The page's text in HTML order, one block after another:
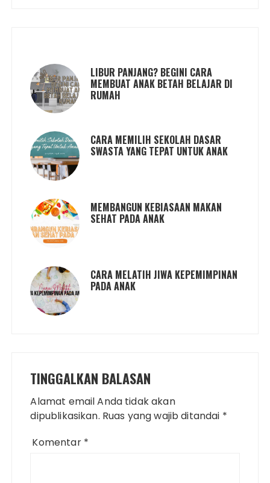
LIBUR PANJANG? BEGINI CARA
MEMBUAT ANAK BETAH BELAJAR DI
RUMAH
CARA MEMILIH SEKOLAH DASAR
SWASTA YANG TEPAT UNTUK ANAK
MEMBANGUN KEBIASAAN MAKAN
SEHAT PADA ANAK
CARA MELATIH JIWA KEPEMIMPINAN
PADA ANAK
TINGGALKAN BALASAN
Alamat email Anda tidak akan
dipublikasikan. Ruas yang wajib ditandai *
Komentar *